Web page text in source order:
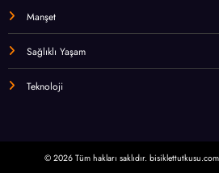
Manşet
Sağlıklı Yaşam
Teknoloji
© 2026 Tüm hakları saklıdır.